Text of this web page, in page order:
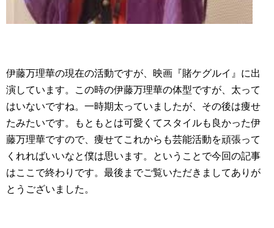
伊藤万理華の現在の活動ですが、映画『賭ケグルイ』に出
演しています。この時の伊藤万理華の体型ですが、太って
はいないですね。一時期太っていましたが、その後は痩せ
たみたいです。もともとは可愛くてスタイルも良かった伊
藤万理華ですので、痩せてこれからも芸能活動を頑張って
くれればいいなと僕は思います。ということで今回の記事
はここで終わりです。最後までご覧いただきましてありが
とうございました。